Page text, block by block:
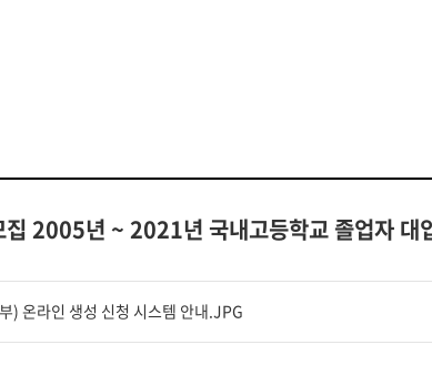
2005년 ~ 2021년 국내고등학교 졸업자 대
) 온라인 생성 신청 시스템 안내.JPG